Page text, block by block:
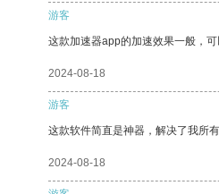
游客
这款加速器app的加速效果一般，
2024-08-18
游客
这款软件简直是神器，解决了我所有
2024-08-18